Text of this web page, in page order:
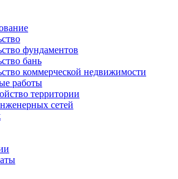
фундаментов
бань
коммерческой недвижимости
работы
территории
сетей